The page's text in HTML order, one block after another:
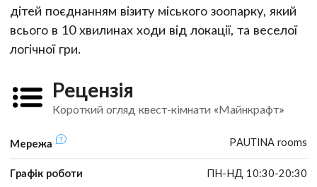
дітей поєднанням візиту міського зоопарку, який
всього в 10 хвилинах ходи від локації, та веселої
логічної гри.
Рецензія
Короткий огляд квест-кімнати «Майнкрафт»
Мережа PAUTINA rooms
Графік роботи ПН-НД 10:30-20:30